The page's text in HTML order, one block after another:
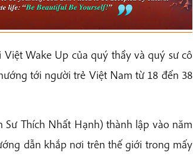
Wake Up của quý thầy và quý sư cô
tới người trẻ Việt Nam từ 18 đến 38
Thích Nhất Hạnh) thành lập vào năm
dẫn khắp nơi trên thế giới trong mấy